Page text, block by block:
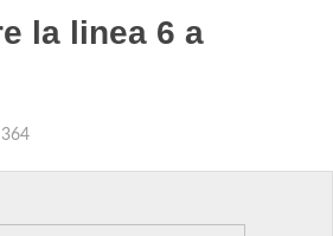
la linea 6 a
364